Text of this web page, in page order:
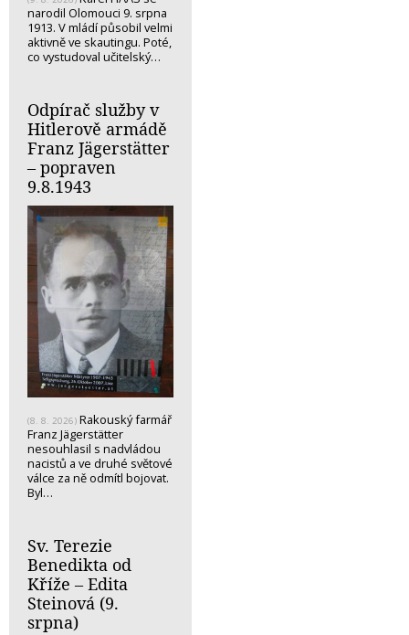
narodil Olomouci 9. srpna
1913. V mládí působil velmi
aktivně ve skautingu. Poté,
co vystudoval učitelský…
Odpírač služby v
Hitlerově armádě
Franz Jägerstätter
– popraven
9.8.1943
(8. 8. 2026) Rakouský farmář
Franz Jägerstätter
nesouhlasil s nadvládou
nacistů a ve druhé světové
válce za ně odmítl bojovat.
Byl…
Sv. Terezie
Benedikta od
Kříže – Edita
Steinová (9.
srpna)